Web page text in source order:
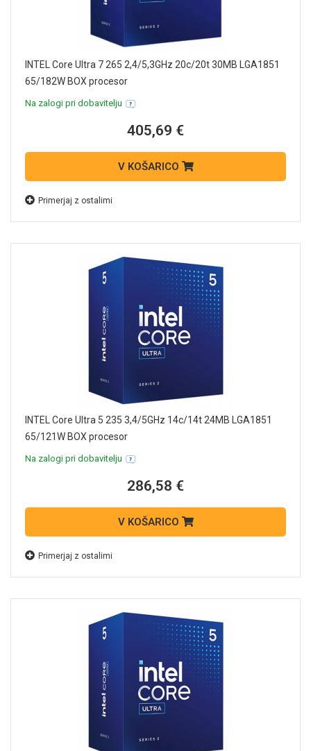
INTEL Core Ultra 7 265 2,4/5,3GHz 20c/20t 30MB LGA1851
65/182W BOX procesor
Na zalogi pri dobavitelju
405,69 €
V KOŠARICO
Primerjaj z ostalimi
INTEL Core Ultra 5 235 3,4/5GHz 14c/14t 24MB LGA1851
65/121W BOX procesor
Na zalogi pri dobavitelju
286,58 €
V KOŠARICO
Primerjaj z ostalimi